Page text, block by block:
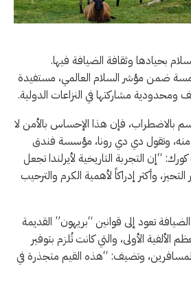
بحيادها وثقافة الضيافة فيها.
ضمن مؤشر السلام العالمي، مستفيدة
مشاركتها في النزاعات الدولية.
بالاضطراب، فإن هذا الإحساس بالأمن لا
منه، وتقول دي دي رونا، مؤسسة فندق
“إن التجربة التاريخية لأيرلندا تجعل
وأكثر إدراكاً لأهمية الكرم والترحيب
تعود إلى قوانين “بريهون” القديمة
الأولى، والتي كانت تُلزم بتوفير
وتضيف: “هذه القيم متجذرة في